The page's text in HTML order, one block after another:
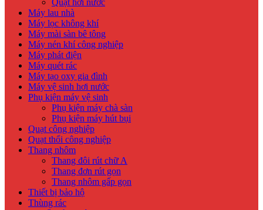
Quạt hơi nước
Máy lau nhà
Máy lọc không khí
Máy mài sàn bê tông
Máy nén khí công nghiệp
Máy phát điện
Máy quét rác
Máy tạo oxy gia đình
Máy vệ sinh hơi nước
Phụ kiện máy vệ sinh
Phụ kiện máy chà sàn
Phụ kiện máy hút bụi
Quạt công nghiệp
Quạt thổi công nghiệp
Thang nhôm
Thang đôi rút chữ A
Thang đơn rút gọn
Thang nhôm gấp gọn
Thiết bị bảo hộ
Thùng rác